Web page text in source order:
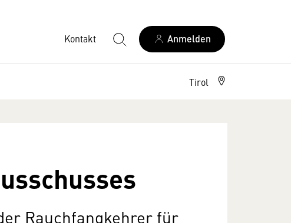
Kontakt Anmelden
Tirol
Rauchfangkehrer für